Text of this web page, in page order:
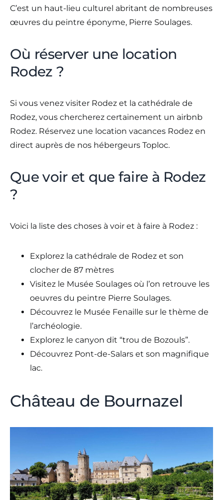
C’est un haut-lieu culturel abritant de nombreuses
œuvres du peintre éponyme, Pierre Soulages.
Où réserver une location
Rodez ?
Si vous venez visiter Rodez et la cathédrale de
Rodez, vous chercherez certainement un airbnb
Rodez. Réservez une location vacances Rodez en
direct auprès de nos hébergeurs Toploc.
Que voir et que faire à Rodez
?
Voici la liste des choses à voir et à faire à Rodez :
Explorez la cathédrale de Rodez et son
clocher de 87 mètres
Visitez le Musée Soulages où l’on retrouve les
oeuvres du peintre Pierre Soulages.
Découvrez le Musée Fenaille sur le thème de
l’archéologie.
Explorez le canyon dit “trou de Bozouls”.
Découvrez Pont-de-Salars et son magnifique
lac.
Château de Bournazel